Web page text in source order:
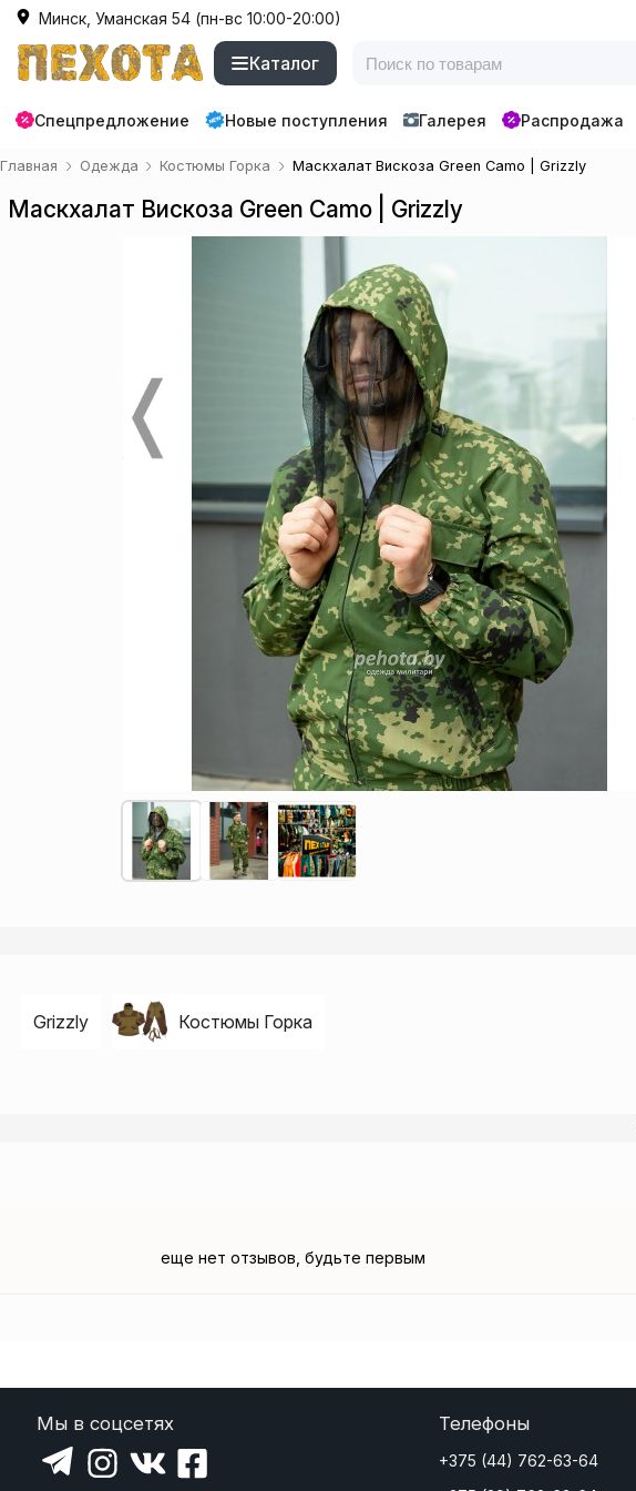
Минск, Уманская 54 (пн-вс 10:00-20:00)
Каталог
Спецпредложение Новые поступления Галерея Распродажа
Главная Одежда Костюмы Горка Маскхалат Вискоза Green Camo | Grizzly
Маскхалат Вискоза Green Camo | Grizzly
Grizzly Костюмы Горка
еще нет отзывов, будьте первым
Мы в соцсетях Телефоны
+375 (44) 762-63-64